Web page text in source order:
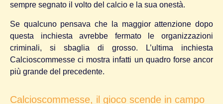
sempre segnato il volto del calcio e la sua onestà.
Se qualcuno pensava che la maggior attenzione dopo
questa inchiesta avrebbe fermato le organizzazioni
criminali, si sbaglia di grosso. L’ultima inchiesta
Calcioscommesse ci mostra infatti un quadro forse ancor
più grande del precedente.
Calcioscommesse, il gioco scende in campo